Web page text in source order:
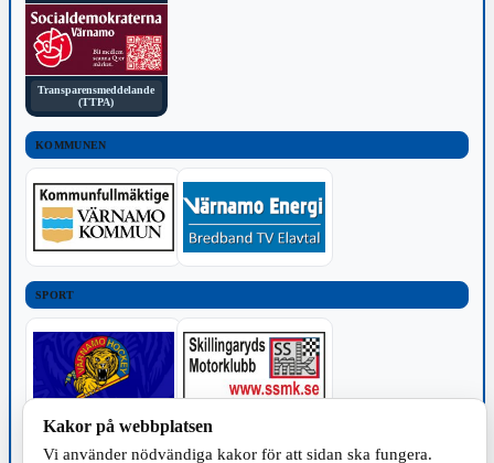
Transparensmeddelande
(TTPA)
KOMMUNEN
SPORT
Kakor på webbplatsen
Vi använder nödvändiga kakor för att sidan ska fungera.